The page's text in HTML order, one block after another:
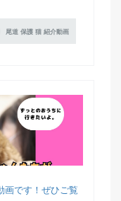
尾道 保護 猫 紹介動画
画です！ぜひご覧